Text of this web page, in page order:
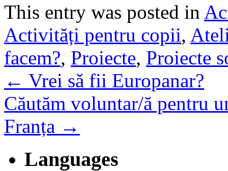
This entry was posted in
Activități pentru copii,
facem?, Proiecte, Proiecte
← Vrei sǎ fii Europanar?
Căutăm voluntar/ă pentru
Franța →
Languages